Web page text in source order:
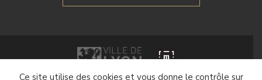
Ce site utilise des cookies et vous donne le contrôle sur